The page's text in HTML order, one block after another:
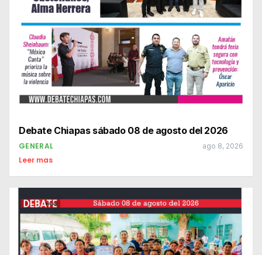
Debate Chiapas sábado 08 de agosto del 2026
GENERAL ago 8, 2026
Leer mas